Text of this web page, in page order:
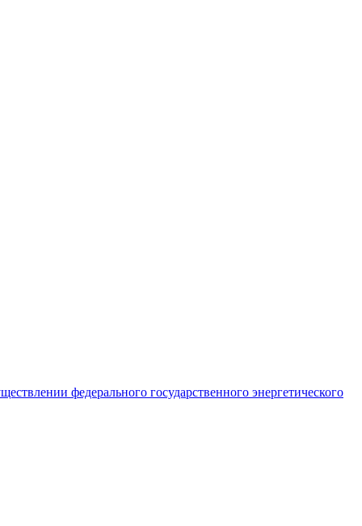
федерального государственного энергетического